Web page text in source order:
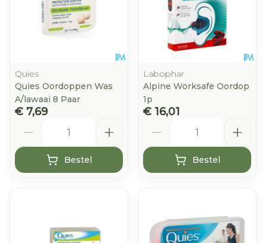
Quies
Quies Oordoppen Was
A/lawaai 8 Paar
€ 7,69
Bestel
Labophar
Alpine Worksafe Oordop
1p
€ 16,01
Bestel